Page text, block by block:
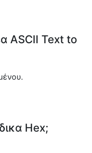
ASCII Text to
Hex;